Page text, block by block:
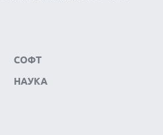
СОФТ
НАУКА